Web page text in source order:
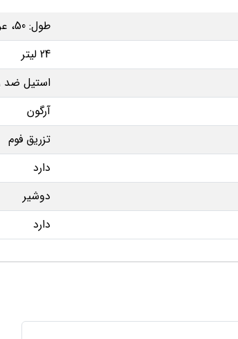
طول: 50، عرض: 50، ارتفاع: 135 سانتی متر
24 لیتر
استیل ضد
آرگون
تزریق فوم
دارد
دوشیر
دارد